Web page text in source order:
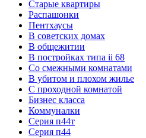
Старые квартиры
Распашонки
Пентхаусы
В советских домах
В общежитии
В постройках типа ii 68
Со смежными комнатами
В убитом и плохом жилье
С проходной комнатой
Бизнес класса
Коммуналки
Серия п44т
Серия п44